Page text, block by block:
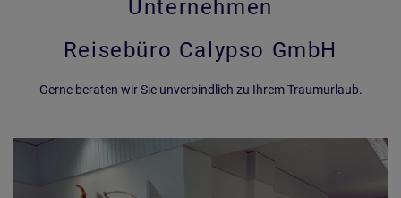
Unternehmen
​​​​​​​Reisebüro Calypso GmbH
Gerne beraten wir Sie unverbindlich zu Ihrem Traumurlaub.